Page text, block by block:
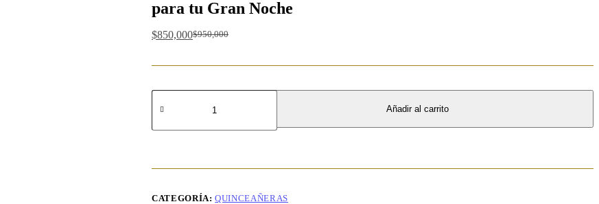
para tu Gran Noche
$950,000
Original
was:
$850,000Current
is:
Vestido
de
Oro
–
Elegancia
Añadir al carrito
CATEGORÍA:QUINCEAÑERAS